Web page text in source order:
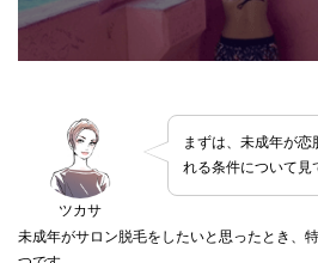
ツカサ
まずは、未成年が恋
れる条件について見
未成年がサロン脱毛をしたいと思ったとき、